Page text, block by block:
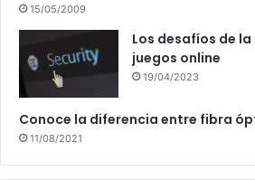
15/05/2009
Los desafíos de
juegos online
19/04/2023
Conoce la diferencia entre fibra
11/08/2021